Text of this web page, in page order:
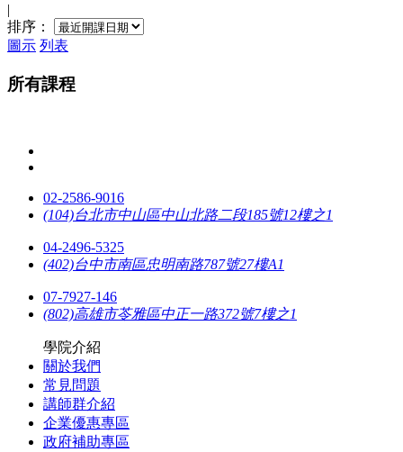
|
排序：
圖示 列表
所有課程
02-2586-9016
(104)台北市中山區中山北路二段185號12樓之1
04-2496-5325
(402)台中市南區忠明南路787號27樓A1
07-7927-146
(802)高雄市苓雅區中正一路372號7樓之1
學院介紹
關於我們
常見問題
講師群介紹
企業優惠專區
政府補助專區